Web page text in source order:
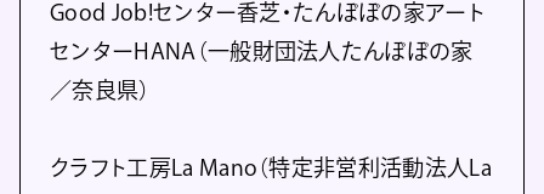
Good Job!センター香芝・たんぽぽの家アート
センターHANA（一般財団法人たんぽぽの家
／奈良県）
クラフト工房La Mano（特定非営利活動法人La